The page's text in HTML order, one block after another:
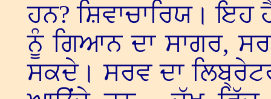
ਹਨ? ਸ਼ਿਵਾਚਾਰਿਯ।
ਨੂੰ ਗਿਆਨ ਦਾ ਸਾਗਰ,
ਸਕਦੇ। ਸਰਵ ਦਾ